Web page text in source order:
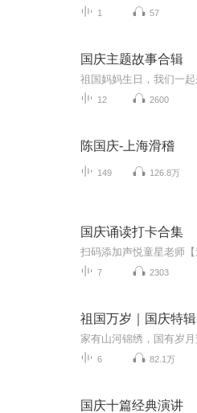
1 57
国庆主题故事合辑
12 2600
陈国庆-上海滑稽
149 126.8万
国庆诵读打卡合集
7 2303
祖国万岁｜国庆特辑
6 82.1万
国庆十篇经典演讲